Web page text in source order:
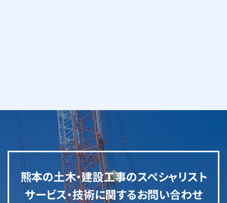
熊本の土木・建設工事のスペシャリスト
サービス・技術に関するお問い合わせ